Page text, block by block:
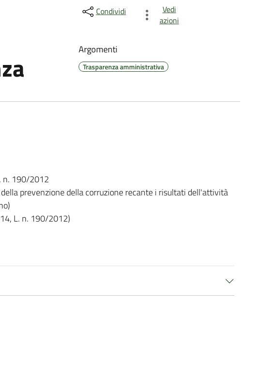
Condividi
Vedi
azioni
Argomenti
Trasparenza amministrativa
n. 190/2012
prevenzione della corruzione recante i risultati dell'attività
L. n. 190/2012)